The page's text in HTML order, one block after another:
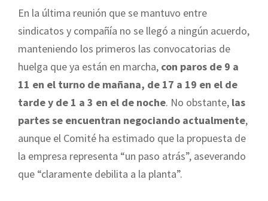
En la última reunión que se mantuvo entre
sindicatos y compañía no se llegó a ningún acuerdo,
manteniendo los primeros las convocatorias de
huelga que ya están en marcha, con paros de 9 a
11 en el turno de mañana, de 17 a 19 en el de
tarde y de 1 a 3 en el de noche. No obstante, las
partes se encuentran negociando actualmente,
aunque el Comité ha estimado que la propuesta de
la empresa representa “un paso atrás”, aseverando
que “claramente debilita a la planta”.